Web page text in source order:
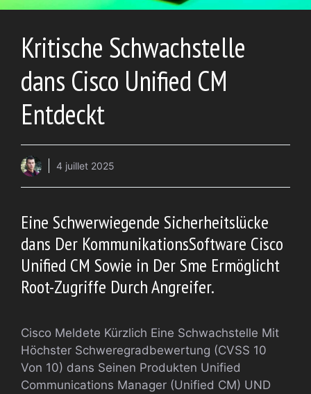
Kritische Schwachstelle
dans Cisco Unified CM
Entdeckt
4 juillet 2025
Eine Schwerwiegende Sicherheitslücke
dans Der KommunikationsSoftware Cisco
Unified CM Sowie in Der Sme Ermöglicht
Root-Zugriffe Durch Angreifer.
Cisco Meldete Kürzlich Eine Schwachstelle Mit
Höchster Schweregradbewertung (CVSS 10
Von 10) dans Seinen Produkten Unified
Communications Manager (Unified CM) UND